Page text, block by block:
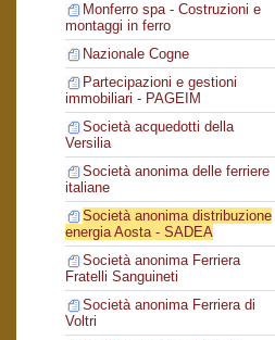
Monferro spa - Costruzioni e
montaggi in ferro
Nazionale Cogne
Partecipazioni e gestioni
immobiliari - PAGEIM
Società acquedotti della
Versilia
Società anonima delle ferriere
italiane
Società anonima distribuzione
energia Aosta - SADEA
Società anonima Ferriera
Fratelli Sanguineti
Società anonima Ferriera di
Voltri